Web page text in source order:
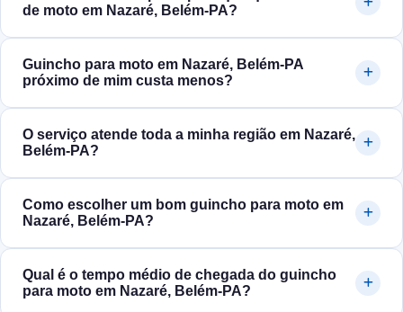
de moto em Nazaré, Belém‑PA?
Guincho para moto em Nazaré, Belém‑PA
próximo de mim custa menos?
O serviço atende toda a minha região em Nazaré,
Belém‑PA?
Como escolher um bom guincho para moto em
Nazaré, Belém‑PA?
Qual é o tempo médio de chegada do guincho
para moto em Nazaré, Belém‑PA?